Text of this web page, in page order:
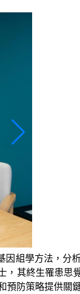
組學方法，分
，其終生罹患思
預防策略提供關